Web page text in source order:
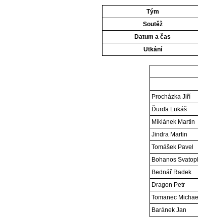
Tým
Soutěž
Datum a čas
Utkání
Procházka Jiří
Ďurďa Lukáš
Miklánek Martin
Jindra Martin
Tomášek Pavel
Bohanos
Bednář Radek
Dragon Petr
Tomanec Michael
Baránek Jan